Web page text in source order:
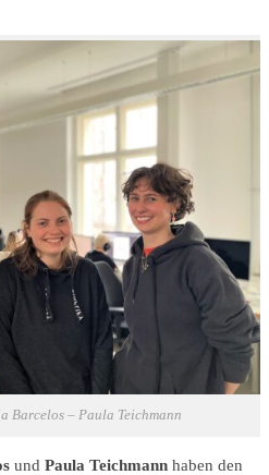
Barcelos – Paula Teichmann
und Paula Teichmann haben den